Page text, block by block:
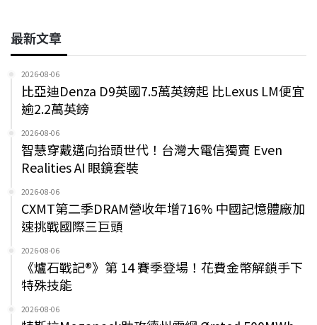
最新文章
2026-08-06
比亞迪Denza D9英國7.5萬英鎊起 比Lexus LM便宜
逾2.2萬英鎊
2026-08-06
智慧穿戴邁向抬頭世代！台灣大電信獨賣 Even
Realities AI 眼鏡套裝
2026-08-06
CXMT第二季DRAM營收年增716% 中國記憶體廠加
速挑戰國際三巨頭
2026-08-06
《爐石戰記®》第 14 賽季登場！花費金幣解鎖手下
特殊技能
2026-08-06